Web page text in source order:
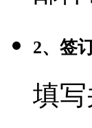
2、签
填